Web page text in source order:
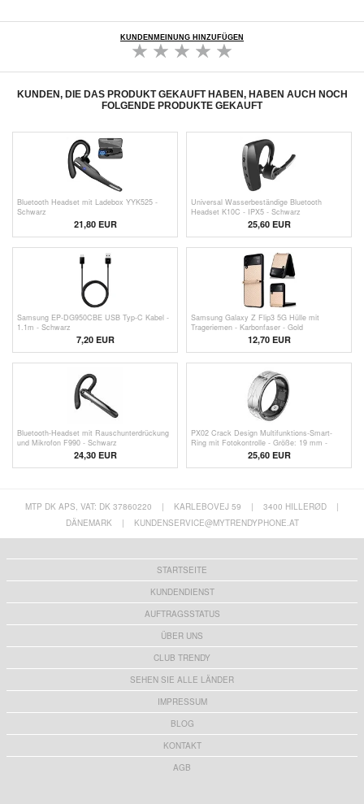
KUNDENMEINUNG HINZUFÜGEN
KUNDEN, DIE DAS PRODUKT GEKAUFT HABEN, HABEN AUCH NOCH
FOLGENDE PRODUKTE GEKAUFT
Bluetooth Headset mit Ladebox YYK525 -
Schwarz
21,80 EUR
Universal Wasserbeständige Bluetooth
Headset K10C - IPX5 - Schwarz
25,60EUR
Samsung EP-DG950CBE USB Typ-C Kabel -
1.1m - Schwarz
7,20 EUR
Samsung Galaxy Z Flip3 5G Hülle mit
Trageriemen - Karbonfaser - Gold
12,70 EUR
Bluetooth-Headset mit Rauschunterdrückung
und Mikrofon F990 - Schwarz
24,30 EUR
PX02 Crack Design Multifunktions-Smart-
Ring mit Fotokontrolle - Größe: 19 mm -
25,60 EUR
MTP DK APS, VAT: DK 37860220 | KARLEBOVEJ 59 | 3400 HILLERØD
|
DÄNEMARK
| KUNDENSERVICE@MYTRENDYPHONE.AT
STARTSEITE
KUNDENDIENST
AUFTRAGSSTATUS
ÜBER UNS
CLUB TRENDY
SEHEN SIE ALLE LÄNDER
IMPRESSUM
BLOG
KONTAKT
AGB